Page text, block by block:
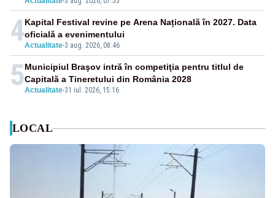
4Actualitate-3 aug. 2026, 08:46
Kapital Festival revine pe Arena Națională în 2027. Data
oficială a evenimentului
5Actualitate-31 iul. 2026, 15:16
Municipiul Braşov intră în competiţia pentru titlul de
Capitală a Tineretului din România 2028
LOCAL